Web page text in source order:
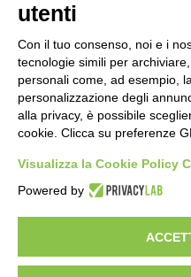
Milano Aiuta Estate, 1600
assistenza attivate
8 ore fa
Il potenziale invisibile:
curiosità guida
15 ore fa
Milano tra tradizione e
battito sottile di una
evoluzione
utenti
Con il tuo consenso, noi e i
tecnologie simili per
personali come, ad esempio,
personalizzazione degli
alla privacy, è possibile
cookie. Clicca su preferenze
Visualizza la Cookie Policy
Powered by